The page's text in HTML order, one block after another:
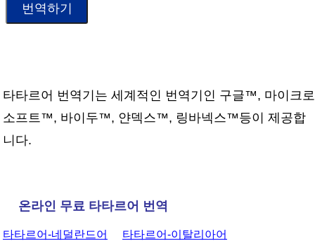
타타르어 번역기는 세계적인 번역기인 구글™, 마이크로
소프트™, 바이두™, 얀덱스™, 링바넥스™등이 제공합
니다.
온라인 무료 타타르어 번역
타타르어-네덜란드어
타타르어-이탈리아어